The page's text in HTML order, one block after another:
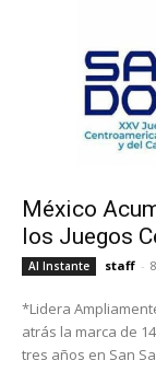
México
los Juegos
Al Instante staff -
*Lidera Ampliamente el Medallero.
atrás la marca de
tres años en San